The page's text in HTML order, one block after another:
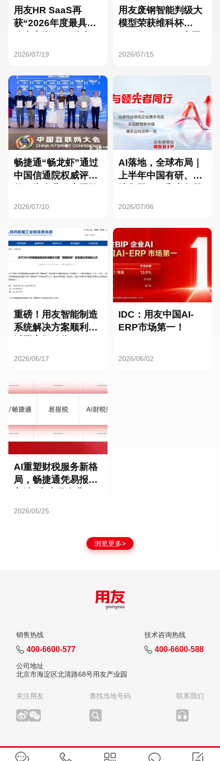
用友HR SaaS再
获“2026年度最具影
2026/07/19
用友废钢智能判级大
模型荣获维科杯
2026/07/15
畅捷通“畅龙虾”通过
中国信通院权威评
2026/07/10
AI落地，全球布局｜
上半年中国有研、三
2026/07/06
重磅！用友智能制造
系统解决方案顺利通
2026/06/17
IDC：用友中国AI-
ERP市场第一！
2026/06/02
AI重塑财税服务新格
局，畅捷通凭易报税
2026/05/25
浏览更多>
销售热线
400-6600-577
技术咨询热线
400-6600-588
公司地址
北京市海淀区北清路68号用友产业园
关注用友 查找当地号码 联系我们
版权所有：用友网络科技股份有限公司